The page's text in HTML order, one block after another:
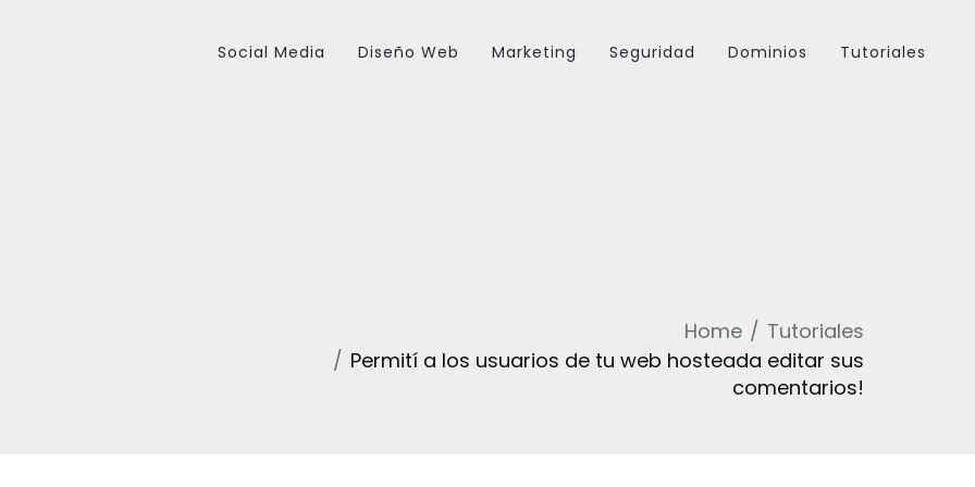
Social Media Diseño Web Marketing Seguridad Dominios Tutoriales
Home
Tutoriales
Permití a los usuarios de tu web hosteada editar sus
comentarios!